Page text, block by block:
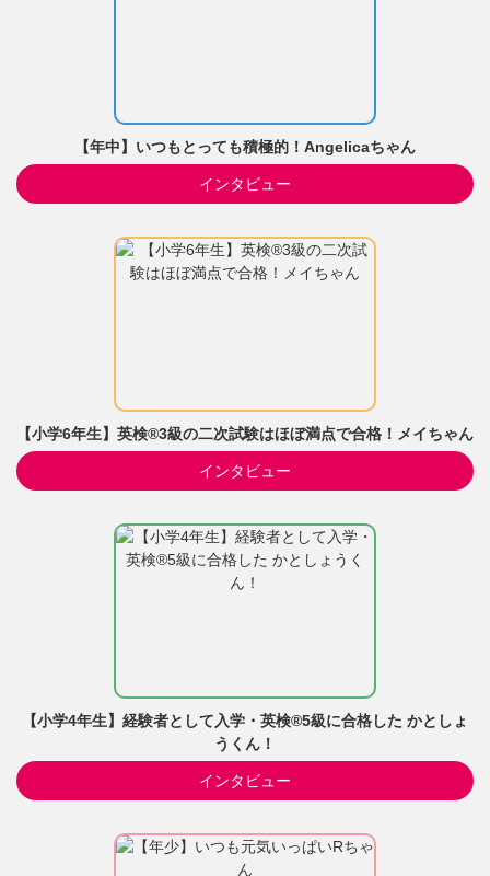
【年中】いつもとっても積極的！Angelicaちゃん
インタビュー
【小学6年生】英検®3級の二次試験はほぼ満点で合格！メイちゃん
インタビュー
【小学4年生】経験者として入学・英検®5級に合格した かとしょ
うくん！
インタビュー